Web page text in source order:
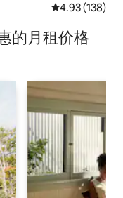
平均评分 4.93
4.93 (138)
的月租价格